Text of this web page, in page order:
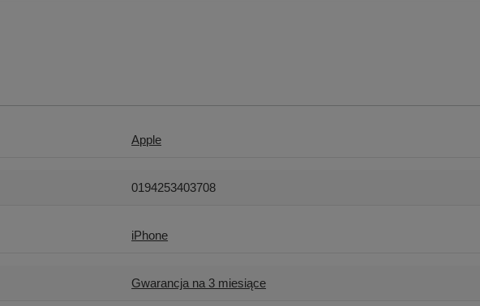
Apple
0194253403708
iPhone
Gwarancja na 3 miesiące